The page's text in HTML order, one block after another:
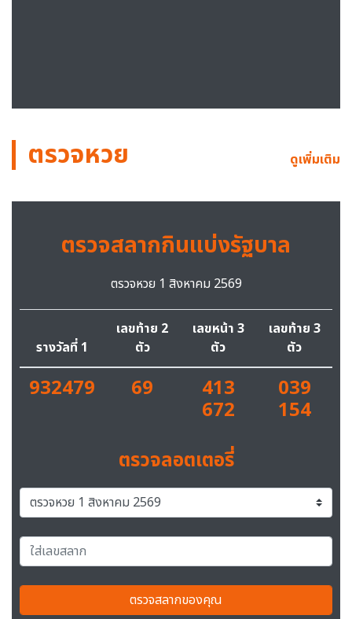
ตรวจหวย ดูเพิ่มเติม
ตรวจสลากกินแบ่งรัฐบาล
ตรวจหวย 1 สิงหาคม 2569
รางวัลที่ 1
เลขท้าย 2
ตัว
เลขหน้า 3
ตัว
เลขท้าย 3
ตัว
932479 69 413
672
039
154
ตรวจลอตเตอรี่
ตรวจสลากของคุณ